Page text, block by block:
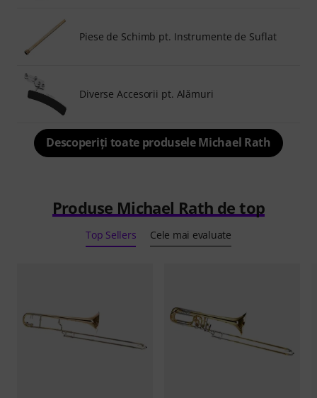
Piese de Schimb pt. Instrumente de Suflat
Diverse Accesorii pt. Alămuri
Descoperiți toate produsele Michael Rath
Produse Michael Rath de top
Top Sellers Cele mai evaluate